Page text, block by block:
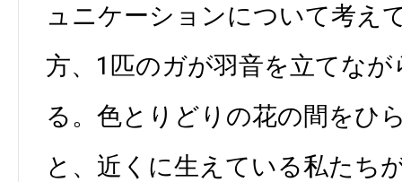
ュニケーションについて考え
方、1匹のガが羽音を立てな
る。色とりどりの花の間をひ
と、近くに生えている私たち